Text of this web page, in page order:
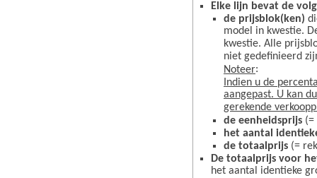
Elke lijn bevat de
de prijsblok(ken)
model in kwestie.
kwestie. Alle
niet gedefinieerd
Noteer:
Indien u de
aangepast. U kan
gerekende
de eenheidsprijs
het aantal
de totaalprijs (=
De totaalprijs voor
het aantal identieke